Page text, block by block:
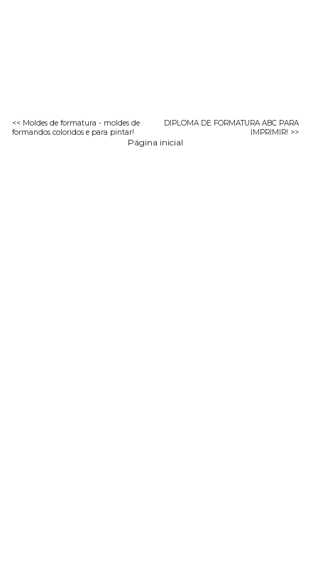
<< Moldes de formatura - moldes de
formandos coloridos e para pintar!
DIPLOMA DE FORMATURA ABC PARA
IMPRIMIR! >>
Página inicial